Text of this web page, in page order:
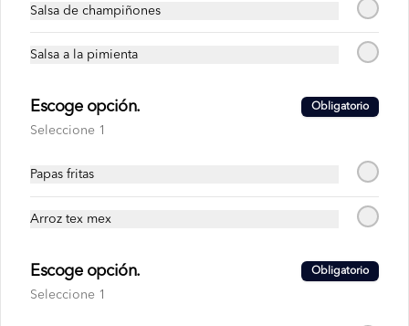
$3.59
$1.99
Salsa de champiñones
Salsa a la pimienta
Escoge opción. Obligatorio
Seleccione 1
Papas fritas
Arroz tex mex
Escoge opción. Obligatorio
Seleccione 1